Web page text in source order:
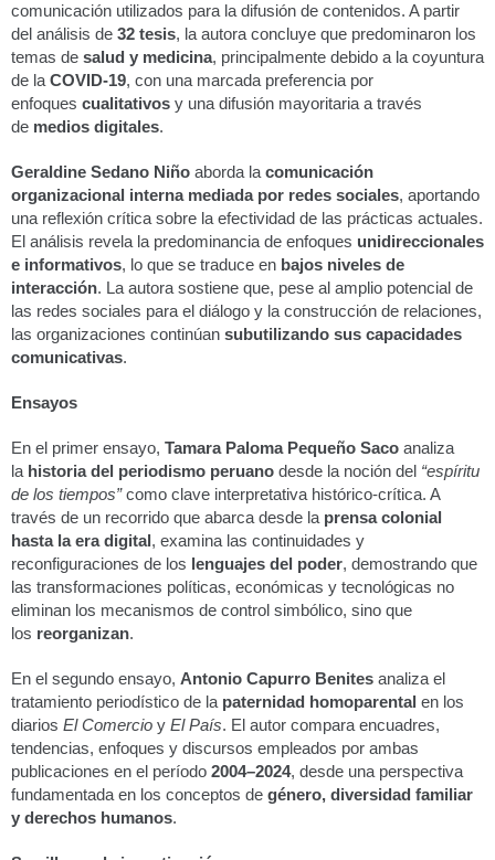
comunicación utilizados para la difusión de contenidos. A partir
del análisis de 32 tesis, la autora concluye que predominaron los
temas de salud y medicina, principalmente debido a la coyuntura
de la COVID-19, con una marcada preferencia por
enfoques cualitativos y una difusión mayoritaria a través
de medios digitales.
Geraldine Sedano Niño aborda la comunicación
organizacional interna mediada por redes sociales, aportando
una reflexión crítica sobre la efectividad de las prácticas actuales.
El análisis revela la predominancia de enfoques unidireccionales
e informativos, lo que se traduce en bajos niveles de
interacción. La autora sostiene que, pese al amplio potencial de
las redes sociales para el diálogo y la construcción de relaciones,
las organizaciones continúan subutilizando sus capacidades
comunicativas.
Ensayos
En el primer ensayo, Tamara Paloma Pequeño Saco analiza
la historia del periodismo peruano desde la noción del “espíritu
de los tiempos”como clave interpretativa histórico-crítica. A
través de un recorrido que abarca desde la prensa colonial
hasta la era digital, examina las continuidades y
reconfiguraciones de los lenguajes del poder, demostrando que
las transformaciones políticas, económicas y tecnológicas no
eliminan los mecanismos de control simbólico, sino que
los reorganizan.
En el segundo ensayo, Antonio Capurro Benites analiza el
tratamiento periodístico de la paternidad homoparental en los
diarios El Comercio y El País. El autor compara encuadres,
tendencias, enfoques y discursos empleados por ambas
publicaciones en el período 2004–2024, desde una perspectiva
fundamentada en los conceptos de género, diversidad familiar
y derechos humanos.